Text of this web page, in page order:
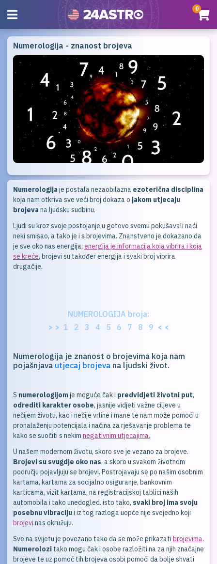
0
Numerologija - znanost brojeva
Numerologija je postala nezaobilazna ezoterična disciplina
koja nam otkriva sve veći broj dokaza o jakom utjecaju
brojeva na ljudsku sudbinu.
Ljudi su kroz svoje postojanje u gotovo svemu pokušavali naći
neki smisao, a tako je i s brojevima. Znanstveno je dokazano da
je sve oko nas energija; energija je informacija koja vibrira i koja
se kreće, brojevi su također energija i svaki broj vibrira
drugačije.
NUMEROLOGIJA broja:
> > 1 2 3 4 5 6 7 8 9 < <
Numerologija je znanost o brojevima koja nam
pojašnjava utjecaj brojeva na ljudski život.
S numerologijomje moguće čak i predvidjeti životni put,
odrediti karakter osobe, jasnije vidjeti važne ciljeve u
nečijem životu, kao i nečije vrline i mane te nam može pomoći u
pronalaženju potencijala i načina za rješavanje problema te
kako se suočiti s nekim negativnim utjecajima.
U našem modernom životu, skoro sve je vezano za brojeve.
Brojevi su svugdje oko nas, a skoro u svakom životnom
području pojavljuju se brojevi. Postrojavaju se po našim osobnim
kartama, kartama za socijalno osiguranje, bankovnim
karticama, vizit kartama, na registracijskoj tablici naših
automobila i tako unedogled. isto tako, svaki broj ima svoju
posebnu vibracijui iz tog razloga uopće nije svejedno koji
brojevi nas okružuju.
Sve na svijetu je povezano tako da se može prikazati brojevima.
Numerolozi tako mogu čak i osobe razložiti na za njih značajne
brojeve te uz pomoć tih brojeva osobi pomoći da bolje shvati